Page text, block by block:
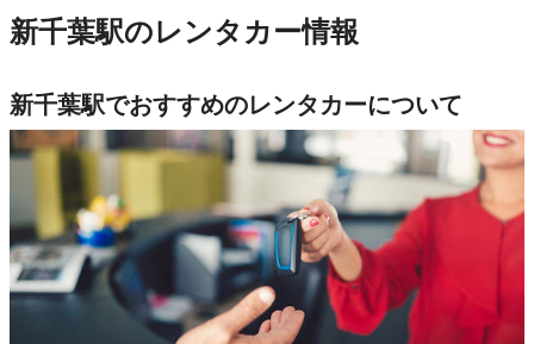
新千葉駅のレンタカー情報
新千葉駅でおすすめのレンタカーについて